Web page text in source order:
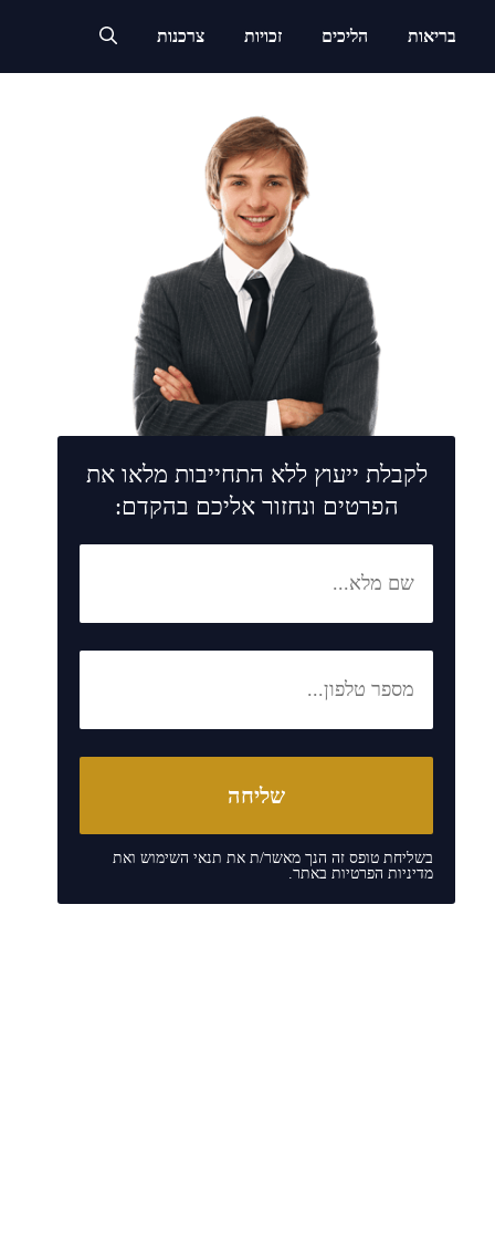
בריאות הליכים זכויות צרכנות
לקבלת ייעוץ ללא התחייבות מלאו את
הפרטים ונחזור אליכם בהקדם:
בשליחת טופס זה הנך מאשר/ת את תנאי השימושואת
מדיניות הפרטיותבאתר.